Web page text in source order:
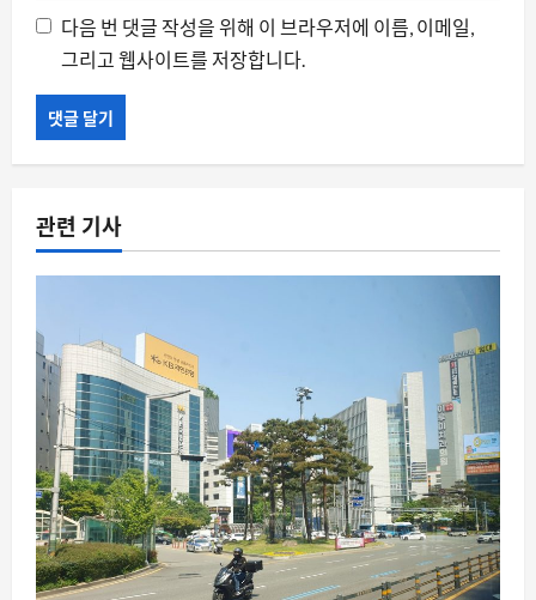
다음 번 댓글 작성을 위해 이 브라우저에 이름, 이메일,
그리고 웹사이트를 저장합니다.
관련 기사